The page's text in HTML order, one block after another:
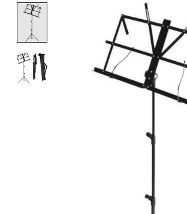
Product image slideshow Items